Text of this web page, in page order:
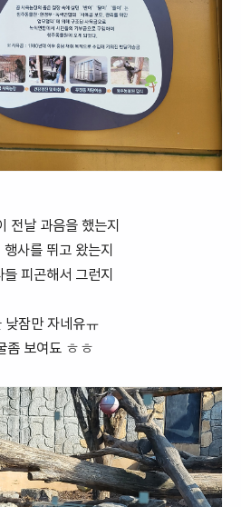
전날 과음을 했는지
행사를 뛰고 왔는지
들 피곤해서 그런지
낮잠만 자네유ㅠ
좀 보여됴 ㅎㅎ